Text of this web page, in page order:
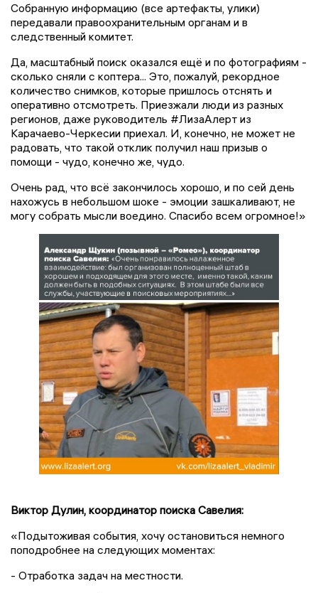
Собранную информацию (все артефакты, улики)
передавали правоохранительным органам и в
следственный комитет.
Да, масштабный поиск оказался ещё и по фотографиям -
сколько сняли с коптера... Это, пожалуй, рекордное
количество снимков, которые пришлось отснять и
оперативно отсмотреть. Приезжали люди из разных
регионов, даже руководитель #ЛизаАлерт из
Карачаево-Черкесии приехал. И, конечно, не может не
радовать, что такой отклик получил наш призыв о
помощи - чудо, конечно же, чудо.
Очень рад, что всё закончилось хорошо, и по сей день
нахожусь в небольшом шоке - эмоции зашкаливают, не
могу собрать мысли воедино. Спасибо всем огромное!»
Виктор Дулин, координатор поиска Савелия:
«Подытоживая события, хочу остановиться немного
поподробнее на следующих моментах:
- Отработка задач на местности.